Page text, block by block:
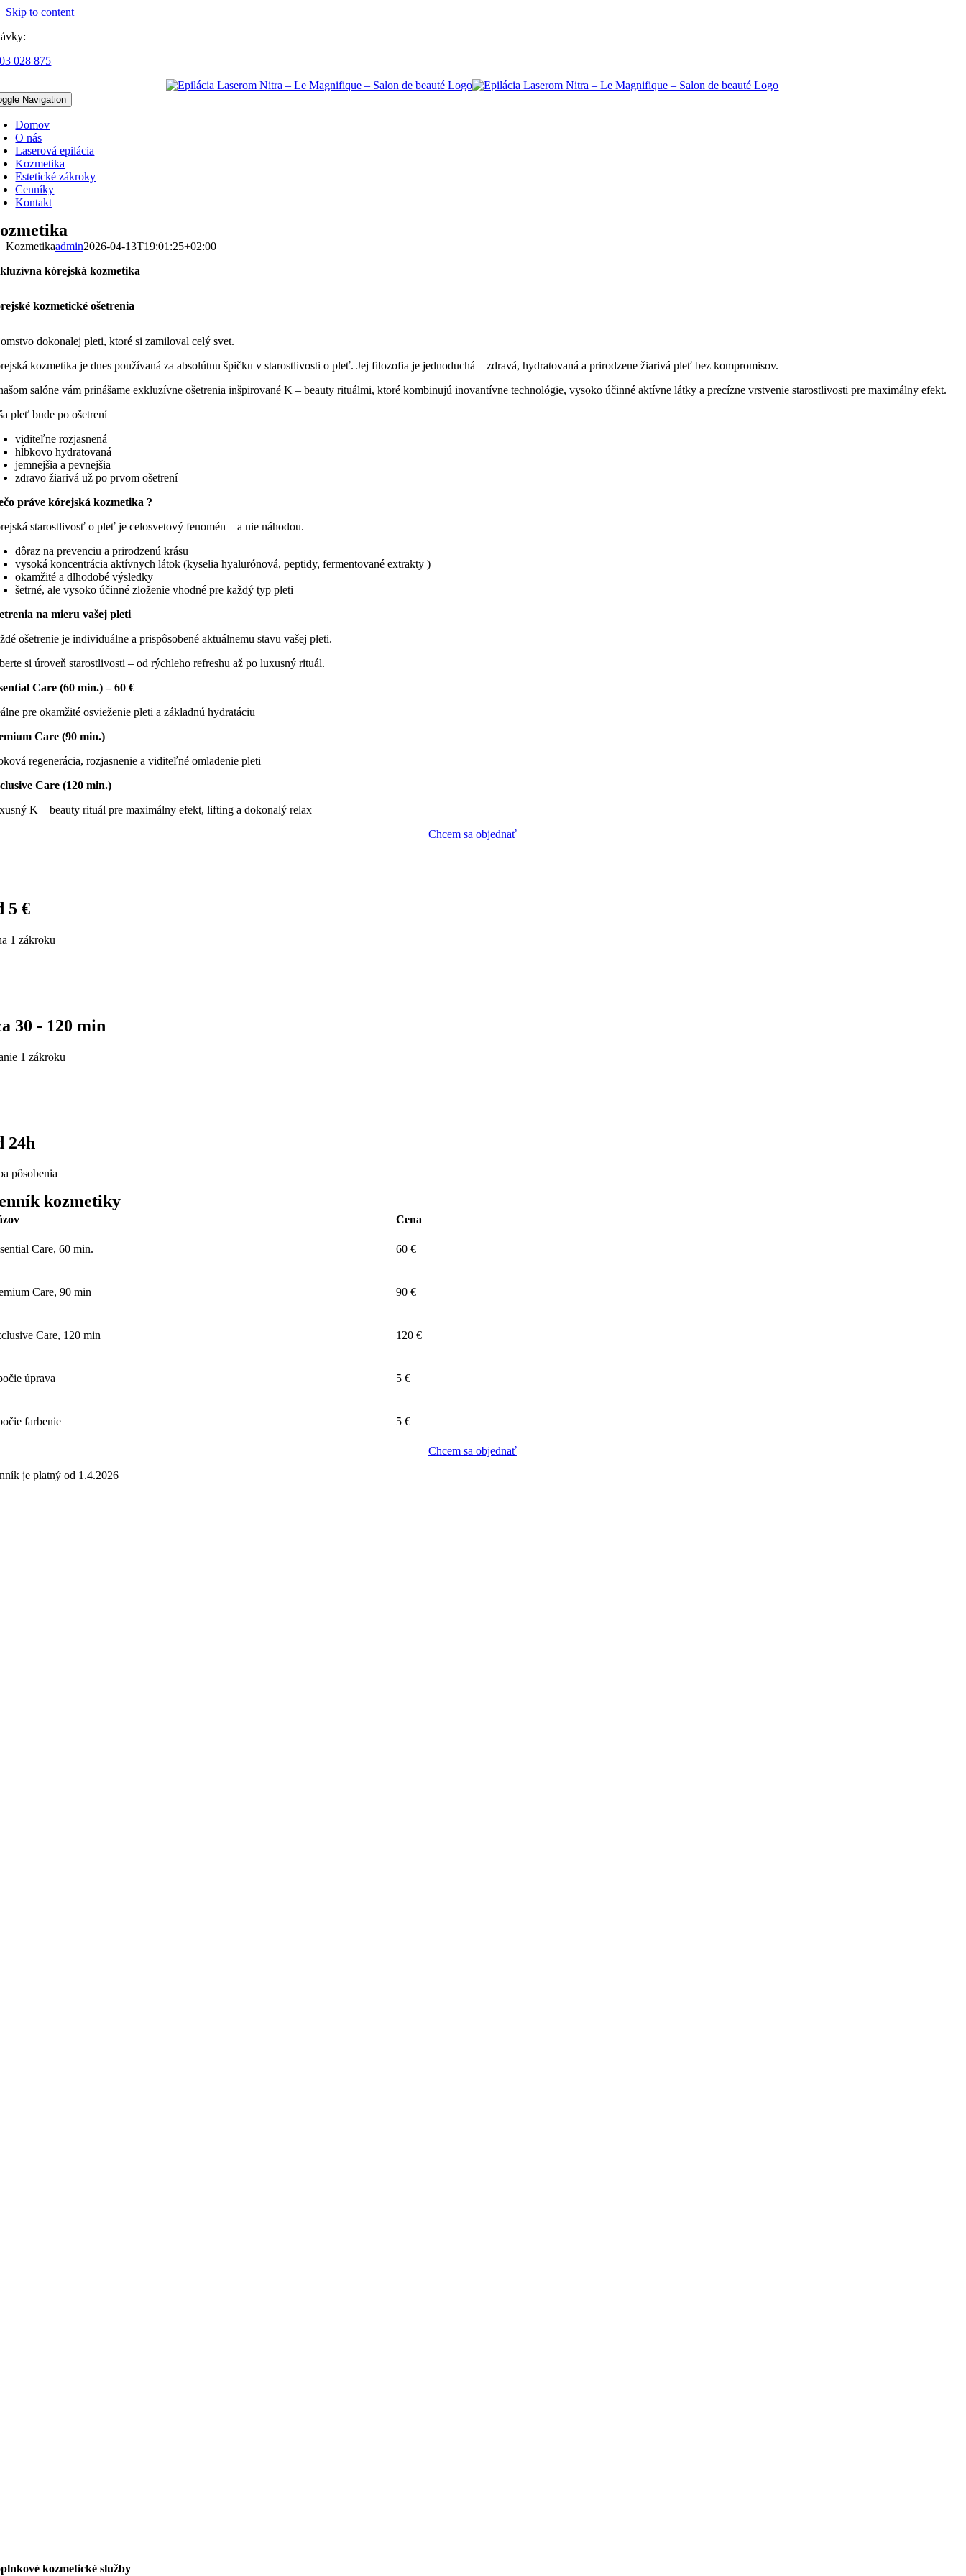
Skip to content
028 875
Navigation
Domov
O nás
Laserová epilácia
Kozmetika
Estetické zákroky
Cenníky
Kontakt
Kozmetikaadmin2026-04-13T19:01:25+02:00
kórejská kozmetika
kozmetické ošetrenia
dokonalej pleti, ktoré si zamiloval celý svet.
kozmetika je dnes používaná za absolútnu špičku v starostlivosti o pleť. Jej filozofia je jednoduchá – zdravá, hydratovaná a prirodzene žiarivá pleť bez kompromisov.
salóne vám prinášame exkluzívne ošetrenia inšpirované K – beauty rituálmi, ktoré kombinujú inovantívne technológie, vysoko účinné aktívne látky a precízne vrstvenie starostlivosti pre maximálny efekt.
pleť bude po ošetrení
viditeľne rozjasnená
hĺbkovo hydratovaná
jemnejšia a pevnejšia
zdravo žiarivá už po prvom ošetrení
práve kórejská kozmetika ?
starostlivosť o pleť je celosvetový fenomén – a nie náhodou.
dôraz na prevenciu a prirodzenú krásu
vysoká koncentrácia aktívnych látok (kyselia hyalurónová, peptidy, fermentované extrakty )
okamžité a dlhodobé výsledky
šetrné, ale vysoko účinné zloženie vhodné pre každý typ pleti
na mieru vašej pleti
ošetrenie je individuálne a prispôsobené aktuálnemu stavu vašej pleti.
si úroveň starostlivosti – od rýchleho refreshu až po luxusný rituál.
Care (60 min.) – 60 €
pre okamžité osvieženie pleti a základnú hydratáciu
Care (90 min.)
regenerácia, rozjasnenie a viditeľné omladenie pleti
Care (120 min.)
K – beauty rituál pre maximálny efekt, lifting a dokonalý relax
Chcem sa objednať
5 €
1 zákroku
30 - 120 min
1 zákroku
24h
pôsobenia
kozmetiky
Cena
Care, 60 min. 60 €
Care, 90 min 90 €
Care, 120 min 120 €
úprava 5 €
farbenie 5 €
Chcem sa objednať
je platný od 1.4.2026
kozmetické služby